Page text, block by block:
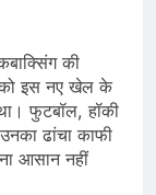
की
को इस नए खेल के
फुटबॉल, हॉकी
ढांचा काफी
आसान नहीं